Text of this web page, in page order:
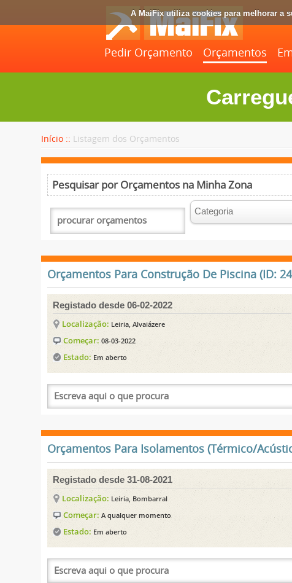
A MaiFix utiliza cookies para melhorar a
Pedir Orçamento Orçamentos
Início :: Listagem dos Orçamentos
Pesquisar por Orçamentos na Minha Zona
Orçamentos Para Construção De Piscina (ID:
Registado desde 06-02-2022
Localização: Leiria, Alvaiázere
Começar:08-03-2022
Estado: Em aberto
Orçamentos Para Isolamentos (Térmico/
Registado desde 31-08-2021
Localização: Leiria, Bombarral
Começar:A qualquer momento
Estado: Em aberto